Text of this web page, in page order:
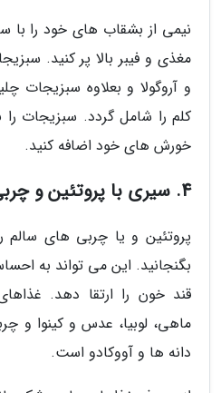
نیمی از بشقاب های خود را با
مغذی و فیبر بالا پر کنید.
و آروگولا و بعلاوه سبزیجات
کلم را شامل گردد. سبزیجات
خورش های خود اضافه کنید.
4. سیری با پروتئین و چربی
پروتئین و یا چربی های سالم
بگنجانید. این می تواند به
قند خون را ارتقا دهد.
ماهی، لوبیا، عدس و کینوا و
دانه ها و آووکادو است.